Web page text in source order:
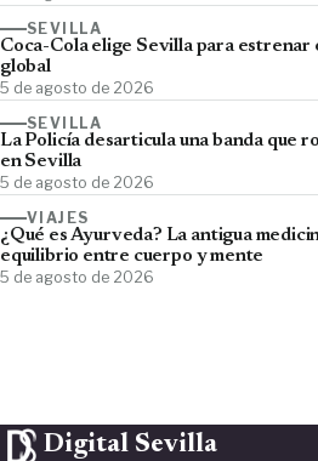
SEVILLA
Coca-Cola elige Sevilla para estrenar
global
5 de agosto de 2026
SEVILLA
La Policía desarticula una banda que
en Sevilla
5 de agosto de 2026
VIAJES
¿Qué es Ayurveda? La antigua
equilibrio entre cuerpo y mente
5 de agosto de 2026
Digital Sevilla